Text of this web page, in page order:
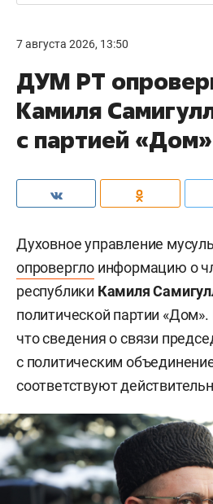
7 августа 2026, 13:50
ДУМ РТ
Камиля
с партией «Дом»
Духовное управление
опровергло информацию о
республики Камиля
политической партии
что сведения о связи
с политическим
соответствуют